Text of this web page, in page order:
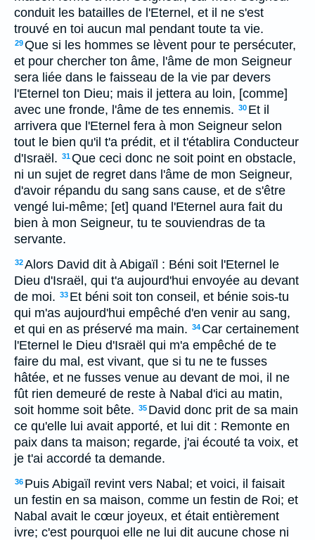
conduit les batailles de l'Eternel, et il ne s'est
trouvé en toi aucun mal pendant toute ta vie.
29Que si les hommes se lèvent pour te persécuter,
et pour chercher ton âme, l'âme de mon Seigneur
sera liée dans le faisseau de la vie par devers
l'Eternel ton Dieu; mais il jettera au loin, [comme]
avec une fronde, l'âme de tes ennemis. 30 Et il
arrivera que l'Eternel fera à mon Seigneur selon
tout le bien qu'il t'a prédit, et il t'établira Conducteur
d'Israël. 31Que ceci donc ne soit point en obstacle,
ni un sujet de regret dans l'âme de mon Seigneur,
d'avoir répandu du sang sans cause, et de s'être
vengé lui-même; [et] quand l'Eternel aura fait du
bien à mon Seigneur, tu te souviendras de ta
servante.
32Alors David dit à Abigaïl : Béni soit l'Eternel le
Dieu d'Israël, qui t'a aujourd'hui envoyée au devant
de moi. 33 Et béni soit ton conseil, et bénie sois-tu
qui m'as aujourd'hui empêché d'en venir au sang,
et qui en as préservé ma main. 34 Car certainement
l'Eternel le Dieu d'Israël qui m'a empêché de te
faire du mal, est vivant, que si tu ne te fusses
hâtée, et ne fusses venue au devant de moi, il ne
fût rien demeuré de reste à Nabal d'ici au matin,
soit homme soit bête. 35 David donc prit de sa main
ce qu'elle lui avait apporté, et lui dit : Remonte en
paix dans ta maison; regarde, j'ai écouté ta voix, et
je t'ai accordé ta demande.
36 Puis Abigaïl revint vers Nabal; et voici, il faisait
un festin en sa maison, comme un festin de Roi; et
Nabal avait le cœur joyeux, et était entièrement
ivre; c'est pourquoi elle ne lui dit aucune chose ni